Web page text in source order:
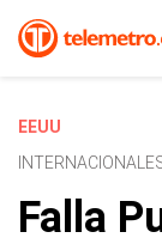
EEUU
Falla